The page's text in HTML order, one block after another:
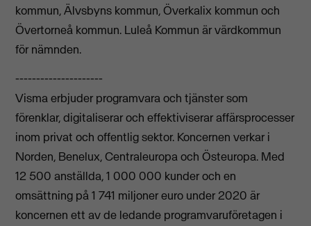
kommun, Älvsbyns kommun, Överkalix kommun och
Övertorneå kommun. Luleå Kommun är värdkommun
för nämnden.
---------------------
Visma erbjuder programvara och tjänster som
förenklar, digitaliserar och effektiviserar affärsprocesser
inom privat och offentlig sektor. Koncernen verkar i
Norden, Benelux, Centraleuropa och Östeuropa. Med
12 500 anställda, 1 000 000 kunder och en
omsättning på 1 741 miljoner euro under 2020 är
koncernen ett av de ledande programvaruföretagen i